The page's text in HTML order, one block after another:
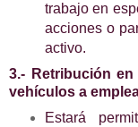
trabajo en
acciones o
activo.
3.- Retribución
vehículos a
Estará